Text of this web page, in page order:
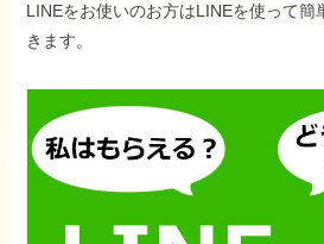
LINEをお使いのお方はLINEを使って簡
きます。